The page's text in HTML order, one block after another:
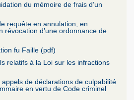
du mémoire de frais d’un
requête en annulation, en
révocation d’une ordonnance de
fu Faille (pdf)
relatifs à la Loi sur les infractions
de déclarations de culpabilité
en vertu de Code criminel